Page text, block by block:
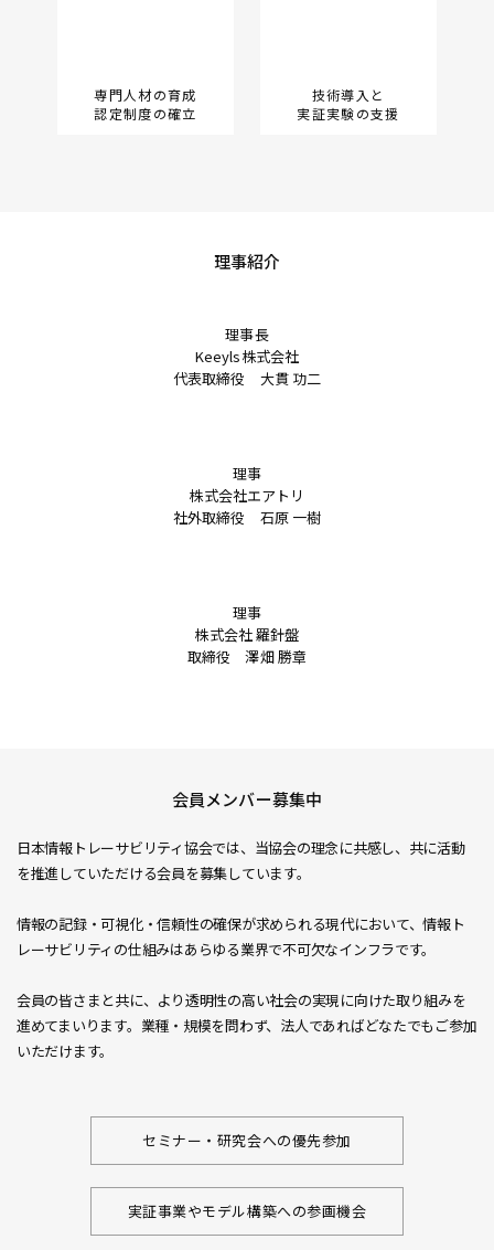
専門人材の育成
認定制度の確立
技術導入と
実証実験の支援
理事紹介
理事長
Keeyls株式会社
代表取締役 大貫 功二
理事
株式会社エアトリ
社外取締役 石原 一樹
理事
株式会社 羅針盤
取締役 澤畑 勝章
会員メンバー募集中
日本情報トレーサビリティ協会では、 当協会の理念に共感し、共に活動
を推進していただける会員を募集しています。
情報の記録・可視化・信頼性の確保が求められる現代において、情報ト
レーサビリティの仕組みはあらゆる業界で不可欠なインフラです。
会員の皆さまと共に、より透明性の高い社会の実現に向けた取り組みを
進めてまいります。 業種・規模を問わず、法人であればどなたでもご参加
いただけます。
セミナー・研究会への優先参加
実証事業やモデル構築への参画機会